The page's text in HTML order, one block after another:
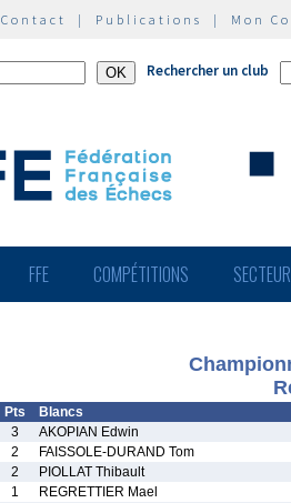
Contact | Publications | Mon
Rechercher un club
FFE COMPÉTITIONS
Pts
Blancs
3
AKOPIAN Edwin
2
FAISSOLE-DURAND Tom
2
PIOLLAT Thibault
1
REGRETTIER Mael